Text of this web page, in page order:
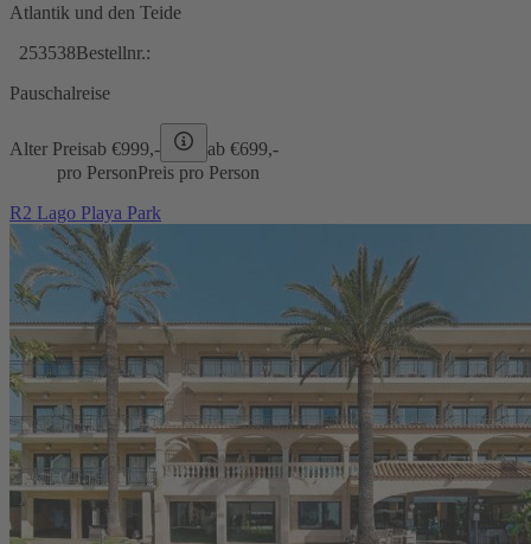
Atlantik und den Teide
253538Bestellnr.:
Pauschalreise
Alter Preisab €999,- ab €699,-
pro PersonPreis pro Person
R2 Lago Playa Park